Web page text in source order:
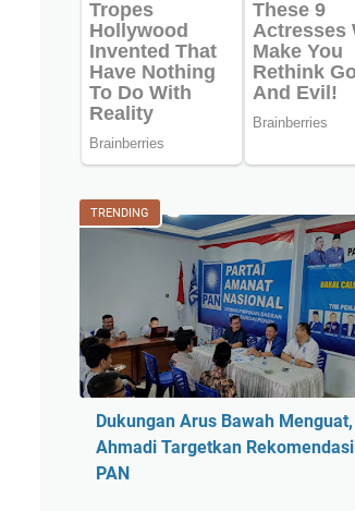
TRENDING
Dukungan Arus Bawah Menguat,
Ahmadi Targetkan Rekomendasi
PAN